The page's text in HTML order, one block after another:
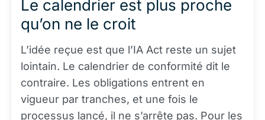
Le calendrier est plus proche
qu’on ne le croit
L’idée reçue est que l’IA Act reste un sujet
lointain. Le calendrier de conformité dit le
contraire. Les obligations entrent en
vigueur par tranches, et une fois le
processus lancé, il ne s’arrête pas. Pour les